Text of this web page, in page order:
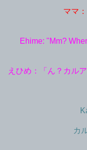
ママ
Ehime: "Mm?
えひめ：「ん？カル
カ